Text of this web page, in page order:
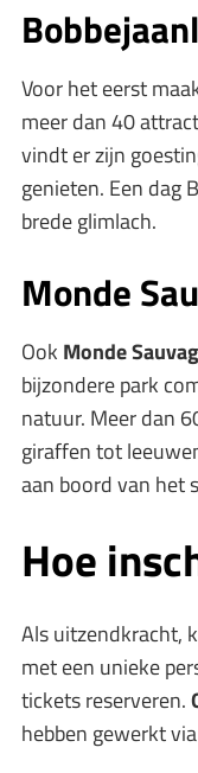
Voor het eerst
meer dan 40
vindt er zijn
genieten. Een dag
brede glimlach.
Monde
Ook Monde
bijzondere park
natuur. Meer dan
giraffen tot
aan boord van het
Hoe
Als uitzendkracht,
met een unieke
tickets reserveren.
hebben gewerkt